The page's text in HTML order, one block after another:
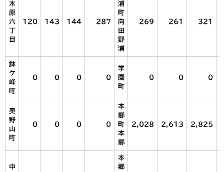
木
原
六
目
120 143 144 287
浦
町
向
田
野
浦
269 261 321
鉢
ケ
峰
町
0 0 0 0
学
園
町
0 0 0
奥
野
山
町
0 0 0 0
本
郷
町
本
郷
2,028 2,613 2,825
中
本
郷